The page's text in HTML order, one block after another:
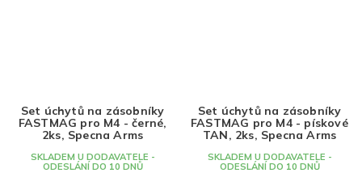
Set úchytů na zásobníky
FASTMAG pro M4 - černé,
2ks, Specna Arms
SKLADEM U DODAVATELE -
ODESLÁNÍ DO 10 DNŮ
Set úchytů na zásobníky
FASTMAG pro M4 - pískové
TAN, 2ks, Specna Arms
SKLADEM U DODAVATELE -
ODESLÁNÍ DO 10 DNŮ